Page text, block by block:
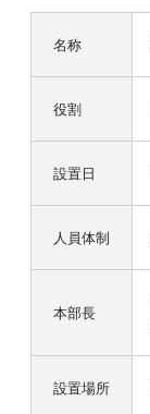
名称
役割
設置日
人員体制
本部長
設置場所